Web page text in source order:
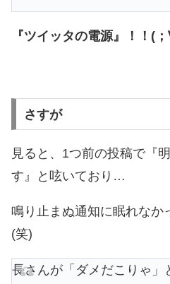
『ツイッタの電源』！！(
さすが
見ると、1つ前の投稿で『
す』と呟いており…
鳴り止まぬ通知に眠れなか
(笑)
長さんが「ダメだこりゃ」